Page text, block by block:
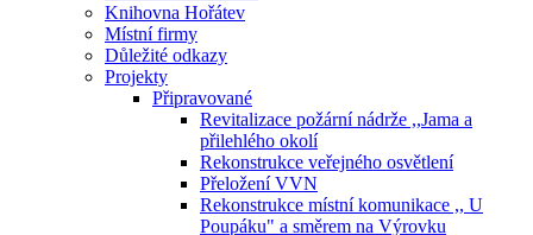
Knihovna Hořátev
Místní firmy
Důležité odkazy
Projekty
Připravované
Revitalizace požární nádrže ,,Jama a
přilehlého okolí
Rekonstrukce veřejného osvětlení
Přeložení VVN
Rekonstrukce místní komunikace ,, U
Poupáku" a směrem na Výrovku